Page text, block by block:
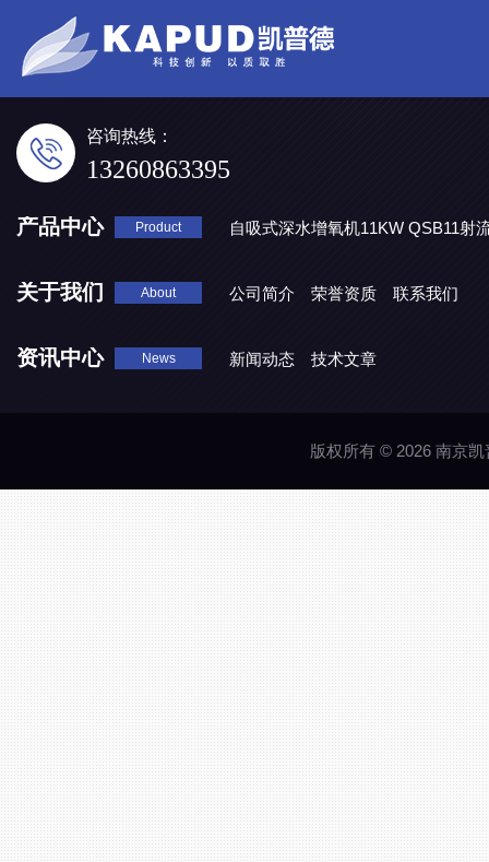
咨询热线：
13260863395
产品中心 Product
自吸式深水增氧机11KW QSB11射
关于我们 About 公司简介 荣誉资质 联系我们
资讯中心 News 新闻动态 技术文章
版权所有 © 2026 南京